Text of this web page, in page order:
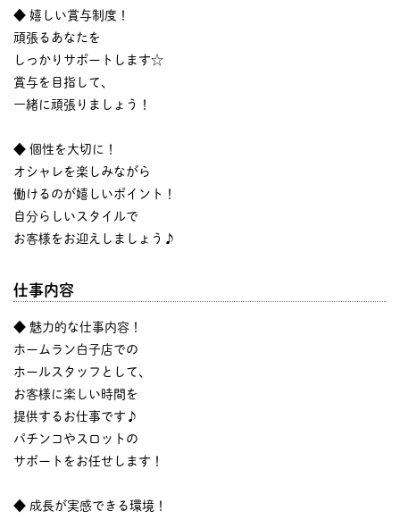
◆ 嬉しい賞与制度！
頑張るあなたを
しっかりサポートします☆
賞与を目指して、
一緒に頑張りましょう！
◆ 個性を大切に！
オシャレを楽しみながら
働けるのが嬉しいポイント！
自分らしいスタイルで
お客様をお迎えしましょう♪
仕事内容
◆ 魅力的な仕事内容！
ホームラン白子店での
ホールスタッフとして、
お客様に楽しい時間を
提供するお仕事です♪
パチンコやスロットの
サポートをお任せします！
◆ 成長が実感できる環境！